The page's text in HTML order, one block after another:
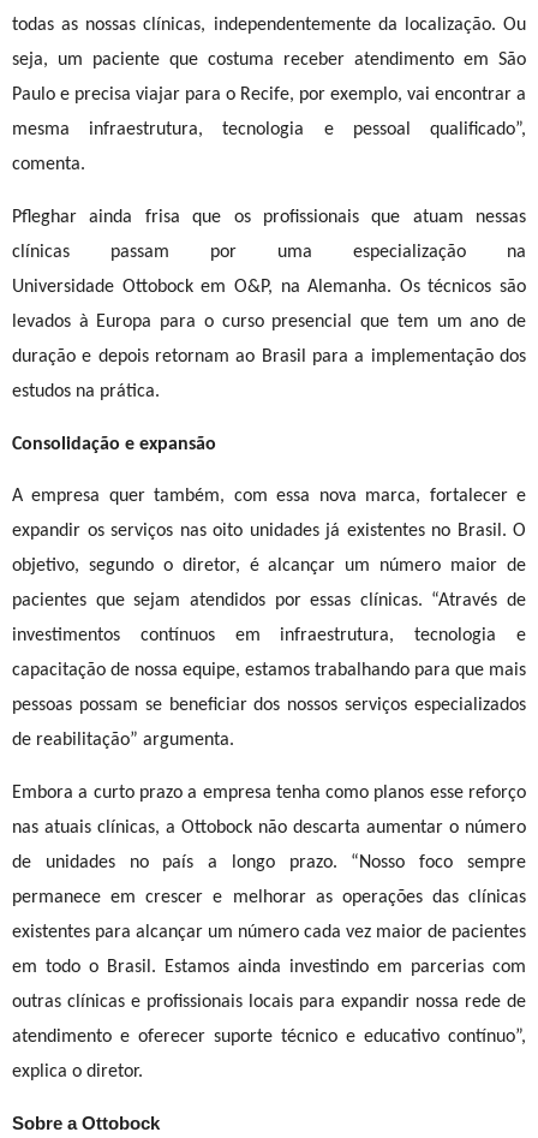
todas as nossas clínicas, independentemente da localização. Ou
seja, um paciente que costuma receber atendimento em São
Paulo e precisa viajar para o Recife, por exemplo, vai encontrar a
mesma infraestrutura, tecnologia e pessoal qualificado”,
comenta.
Pfleghar ainda frisa que os profissionais que atuam nessas
clínicas passam por uma especialização na
Universidade Ottobock em O&P, na Alemanha. Os técnicos são
levados à Europa para o curso presencial que tem um ano de
duração e depois retornam ao Brasil para a implementação dos
estudos na prática.
Consolidação e expansão
A empresa quer também, com essa nova marca, fortalecer e
expandir os serviços nas oito unidades já existentes no Brasil. O
objetivo, segundo o diretor, é alcançar um número maior de
pacientes que sejam atendidos por essas clínicas. “Através de
investimentos contínuos em infraestrutura, tecnologia e
capacitação de nossa equipe, estamos trabalhando para que mais
pessoas possam se beneficiar dos nossos serviços especializados
de reabilitação” argumenta.
Embora a curto prazo a empresa tenha como planos esse reforço
nas atuais clínicas, a Ottobock não descarta aumentar o número
de unidades no país a longo prazo. “Nosso foco sempre
permanece em crescer e melhorar as operações das clínicas
existentes para alcançar um número cada vez maior de pacientes
em todo o Brasil. Estamos ainda investindo em parcerias com
outras clínicas e profissionais locais para expandir nossa rede de
atendimento e oferecer suporte técnico e educativo contínuo”,
explica o diretor.
Sobre a Ottobock